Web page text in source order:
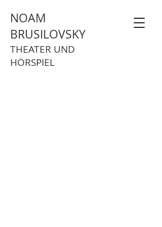
NOAM
BRUSILOVSKY
THEATER UND
HÖRSPIEL